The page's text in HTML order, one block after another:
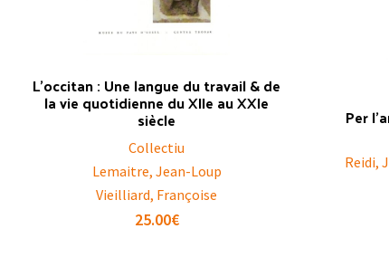
L’occitan : Une langue du travail & de
la vie quotidienne du XIIe au XXIe
siècle
Collectiu
Lemaitre, Jean-Loup
Vieilliard, Françoise
25.00€
Per
Reidi,